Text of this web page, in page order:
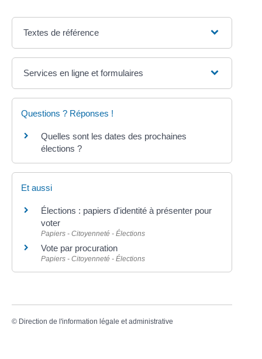
Textes de référence
Services en ligne et formulaires
Questions ? Réponses !
Quelles sont les dates des prochaines
élections ?
Et aussi
Élections : papiers d'identité à présenter pour
voter
Papiers - Citoyenneté - Élections
Vote par procuration
Papiers - Citoyenneté - Élections
© Direction de l'information légale et administrative